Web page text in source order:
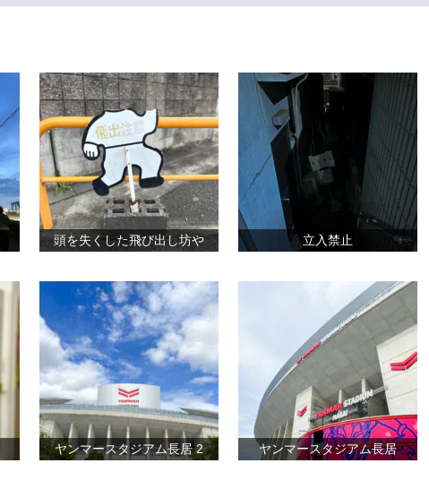
頭を失くした飛び出し坊や 立入禁止
ヤンマースタジアム長居 2 ヤンマースタジアム長居